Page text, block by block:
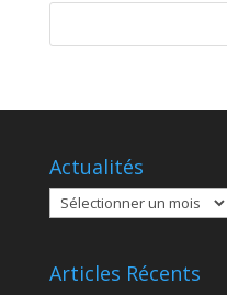
Actualités
Actualités
Articles Récents